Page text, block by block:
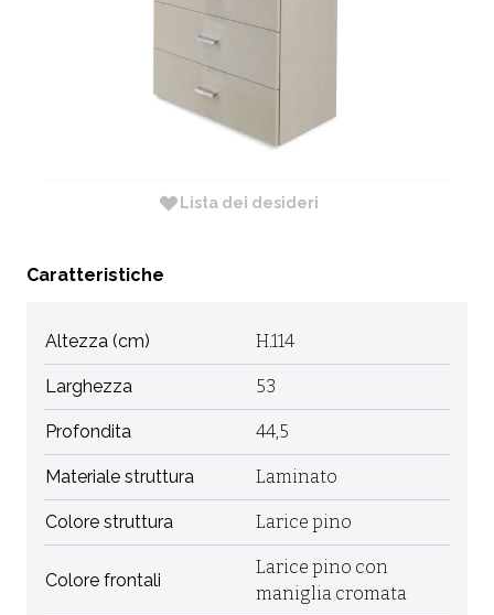
Dimensione: 53 X 44,5 X H. h.114
RICHIEDI INFORMAZIONI
Lista dei desideri
Caratteristiche
Altezza (cm) H.114
Larghezza 53
Profondita 44,5
Materiale struttura Laminato
Colore struttura Larice pino
Colore frontali
Larice pino con
maniglia cromata